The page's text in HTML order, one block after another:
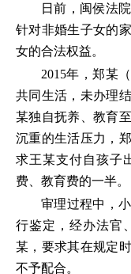
日前，闽侯法
针对非婚生子女的
女的合法权益。
2015年，郑某
共同生活，未办理
某独自抚养、教育
沉重的生活压力，
求王某支付自孩子
费、教育费的一半。
审理过程中，
行鉴定，经办法官
某，要求其在规定
不予配合。